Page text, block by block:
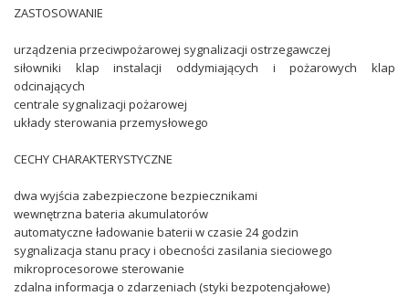
ZASTOSOWANIE
urządzenia przeciwpożarowej sygnalizacji ostrzegawczej
siłowniki klap instalacji oddymiających i pożarowych klap
odcinających
centrale sygnalizacji pożarowej
układy sterowania przemysłowego
CECHY CHARAKTERYSTYCZNE
dwa wyjścia zabezpieczone bezpiecznikami
wewnętrzna bateria akumulatorów
automatyczne ładowanie baterii w czasie 24 godzin
sygnalizacja stanu pracy i obecności zasilania sieciowego
mikroprocesorowe sterowanie
zdalna informacja o zdarzeniach (styki bezpotencjałowe)